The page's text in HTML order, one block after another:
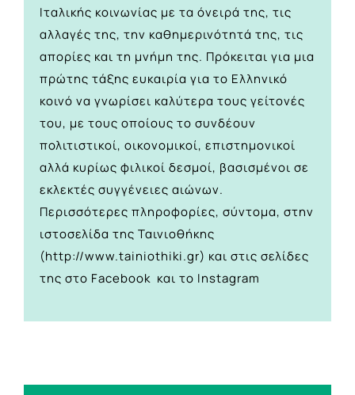
Ιταλικής κοινωνίας με τα όνειρά της, τις
αλλαγές της, την καθημερινότητά της, τις
απορίες και τη μνήμη της. Πρόκειται για μια
πρώτης τάξης ευκαιρία για το Ελληνικό
κοινό να γνωρίσει καλύτερα τους γείτονές
του, με τους οποίους το συνδέουν
πολιτιστικοί, οικονομικοί, επιστημονικοί
αλλά κυρίως φιλικοί δεσμοί, βασισμένοι σε
εκλεκτές συγγένειες αιώνων.
Περισσότερες πληροφορίες, σύντομα, στην
ιστοσελίδα της Ταινιοθήκης
(http://www.tainiothiki.gr) και στις σελίδες
της στο Facebook και το Ιnstagram